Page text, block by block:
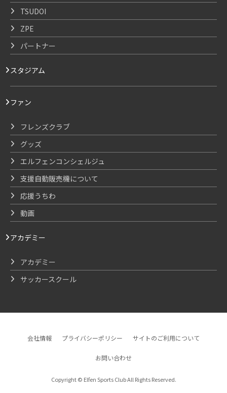
TSUDOI
ZPE
パートナー
スタジアム
ファン
フレンズクラブ
グッズ
エルフェンコンシェルジュ
支援自動販売機について
応援うちわ
動画
アカデミー
アカデミー
サッカースクール
会社情報 プライバシーポリシー サイトのご利用について
お問い合わせ
Copyright © Elfen Sports Club All Rights Reserved.